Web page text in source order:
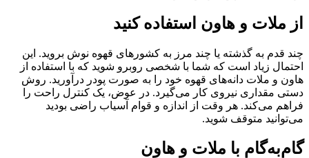
از ملات و هاون استفاده کنید
چند قدم به گذشته یا چند مرز به کشورهای قهوه نوش بروید. این
احتمال زیاد است که شما با شخصی روبرو شوید که با استفاده از
هاون و ملات دانه‌های قهوه خود را به صورت پودر درآورید. روش
دستی مقداری نیروی کار می‌گیرد. در عوض، یک کنترل راحت را
فراهم می‌کند. هر وقت از اندازه و قوام آسیاب راضی بودید
می‌توانید متوقف شوید.
گام‌به‌گام با ملات و هاون